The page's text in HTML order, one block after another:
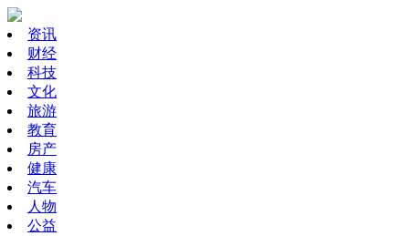
资讯
财经
科技
文化
旅游
教育
房产
健康
汽车
人物
公益